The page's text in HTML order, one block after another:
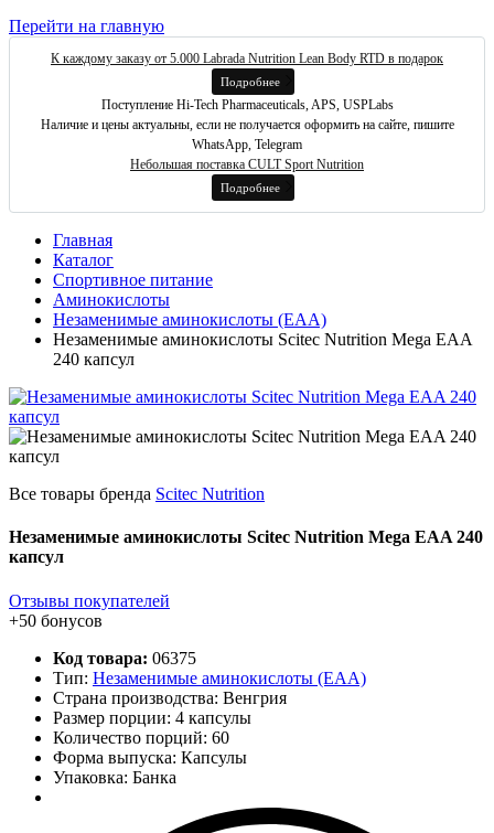
Перейти на главную
К каждому заказу от 5.000 Labrada Nutrition Lean Body RTD в подарок
Подробнее
Поступление Hi-Tech Pharmaceuticals, APS, USPLabs
Наличие и цены актуальны, если не получается оформить на сайте, пишите
WhatsApp, Telegram
Небольшая поставка CULT Sport Nutrition
Подробнее
Главная
Каталог
Спортивное питание
Аминокислоты
Незаменимые аминокислоты (EAA)
Незаменимые аминокислоты Scitec Nutrition Mega EAA
240 капсул
Все товары бренда Scitec Nutrition
Незаменимые аминокислоты Scitec Nutrition Mega EAA 240
капсул
Отзывы покупателей
+50 бонусов
Код товара: 06375
Тип: Незаменимые аминокислоты (EAA)
Страна производства: Венгрия
Размер порции: 4 капсулы
Количество порций: 60
Форма выпуска: Капсулы
Упаковка: Банка